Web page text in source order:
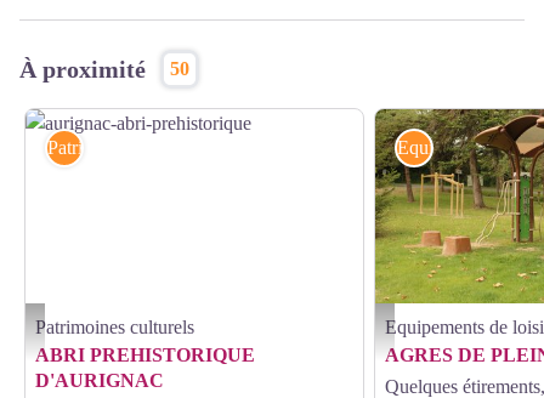
À proximité 50
aurignac-abri-prehistorique - ABRI PREHISTORIQUE D'AURIGNAC
Patrimoines culturels
Patrimoines culturels
ABRI PREHISTORIQUE
D'AURIGNAC
Photos lac agrés
Equipements de
Equipements de
AGRES DE
Quelques